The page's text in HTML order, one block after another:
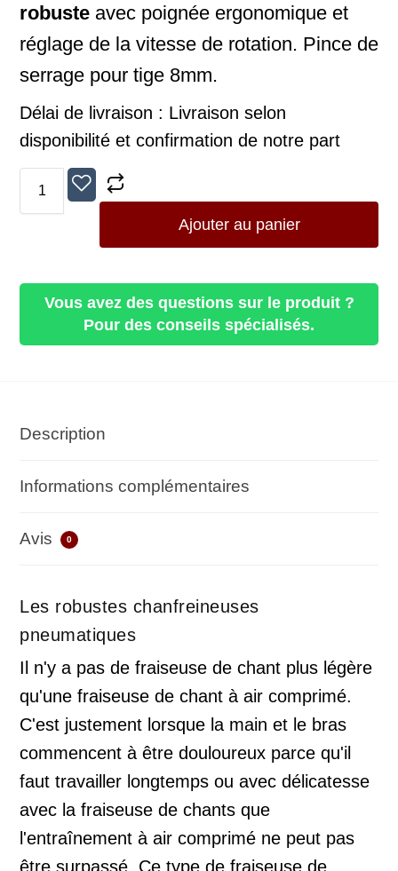
robuste avec poignée ergonomique et
réglage de la vitesse de rotation. Pince de
serrage pour tige 8mm.
Délai de livraison : Livraison selon
disponibilité et confirmation de notre part
Ajouter au panier
Vous avez des questions sur le produit ?
Pour des conseils spécialisés.
Description
Informations complémentaires
Avis 0
Les robustes chanfreineuses
pneumatiques
Il n'y a pas de fraiseuse de chant plus légère
qu'une fraiseuse de chant à air comprimé.
C'est justement lorsque la main et le bras
commencent à être douloureux parce qu'il
faut travailler longtemps ou avec délicatesse
avec la fraiseuse de chants que
l'entraînement à air comprimé ne peut pas
être surpassé. Ce type de fraiseuse de